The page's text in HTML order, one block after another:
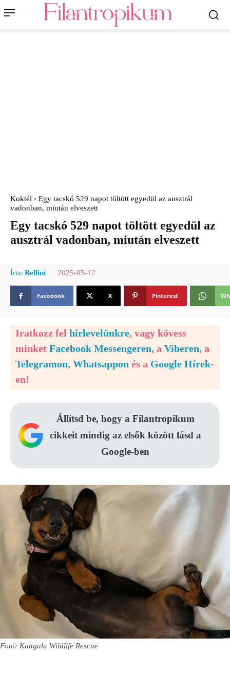
Koktél
Egy tacskó 529 napot töltött egyedül az ausztrál
vadonban, miután elveszett
Egy tacskó 529 napot töltött egyedül az
ausztrál vadonban, miután elveszett
Írta: Bellini 2025-05-12
Facebook X Pinterest
Iratkozz fel hírlevelünkre, vagy kövess
minket Facebook Messengeren, a Viberen, a
Telegramon, Whatsappon és a Google Hírek-
en!
Állítsd be, hogy a Filantropikum
cikkeit mindig az elsők között lásd a
Google-ben
Fotó: Kangala Wildlife Rescue